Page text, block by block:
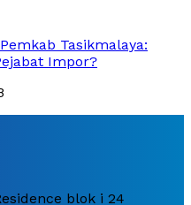
Tasikmalaya:
Impor?
blok i 24